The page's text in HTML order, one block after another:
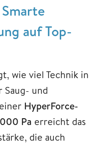
auf Top-
wie viel Technik in
und
HyperForce-
Pa erreicht das
die auch